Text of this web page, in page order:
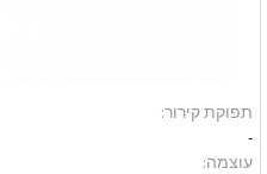
תפוקת קירור:
-
עוצמה: